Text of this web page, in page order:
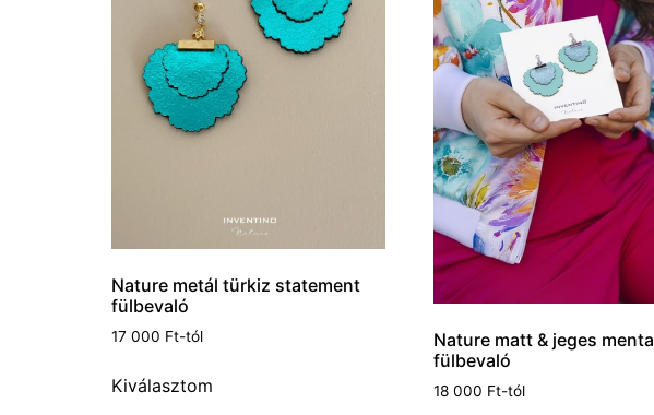
Nature metál türkiz statement
fülbevaló
17 000 Ft-tól
Kiválasztom
Nature matt & jeges menta
fülbevaló
18 000 Ft-tól